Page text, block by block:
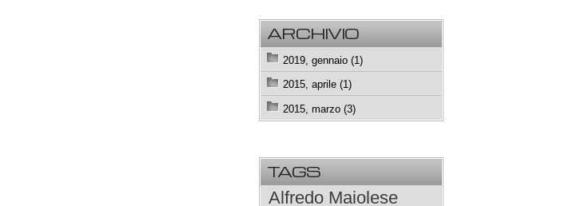
ARCHIVIO
2019, gennaio (1)
2015, aprile (1)
2015, marzo (3)
TAGS
Alfredo Maiolese